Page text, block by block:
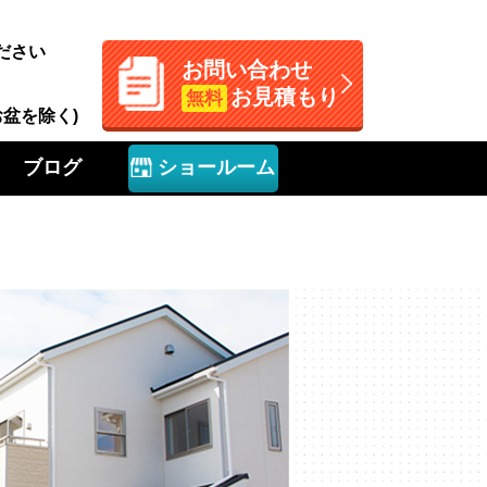
さい
を除く)
お問い合わせ
無料 お見積もり
ブログ ショールーム